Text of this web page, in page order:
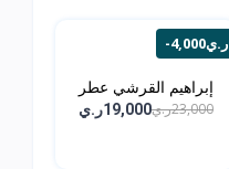
-4,000ر.ي
إبراهيم القرشي عطر
مسك...23,000ر.ي 19,000ر.ي